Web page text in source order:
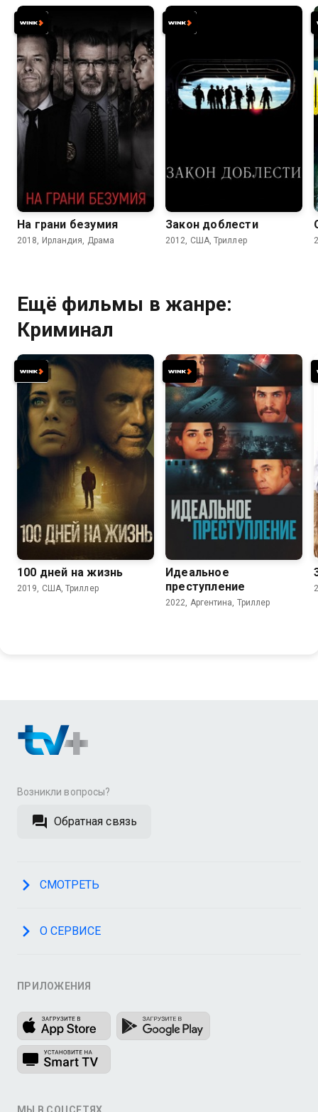
6.1 5.7
На грани безумия
2018, Ирландия, Драма
Закон доблести
2012, США, Триллер
Ещё фильмы в жанре:
Криминал
6.3 5.2
100 дней на жизнь
2019, США, Триллер
6.4
Идеальное
преступление
2022, Аргентина, Триллер
Возникли вопросы?
Обратная связь
СМОТРЕТЬ
О СЕРВИСЕ
ПРИЛОЖЕНИЯ